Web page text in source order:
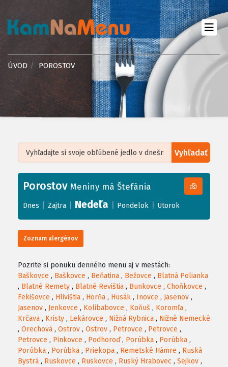
ÚVOD POROSTOV
Vyhľadať
+
−
Leaflet| ©OpenStreetMap, Tiles courtesy ofHumanitarian OpenStreetMap
Porostov Meniny má Štefánia
Dnes Zajtra Nedeľa Pondelok Utorok
Zoznam alergénov
Pozrite si ponuku denného menu aj v mestách:
Baškovce , Baškovce , Beňatina , Bežovce , Blatná Polianka
, Blatné Remety , Blatné Revištia , Bunkovce , Choňkovce ,
Fekišovce , Hlivištia , Horňa , Husák , Inovce , Jasenov ,
Jasenov , Jenkovce , Kolibabovce , Koňuš , Koromľa ,
Krčava , Kristy , Lekárovce , Nižná Rybnica , Nižné Nemecké
, Orechová , Ostrov , Ostrov , Petrovce , Petrovce ,
Petrovce , Pinkovce , Podhoroď, Porúbka , Porúbka ,
Porúbka , Porúbka , Priekopa , Remetské Hámre , Ruská
Bystrá , Ruskovce , Ruskovce , Ruský Hrabovec , Sejkov ,